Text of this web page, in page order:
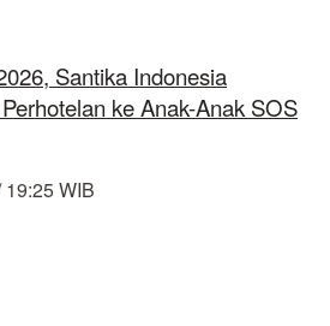
Santika Indonesia
ke Anak-Anak SOS
WIB